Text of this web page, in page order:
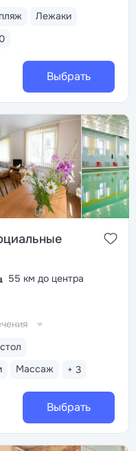
Лежаки
Выбрать
55 км до центра
Массаж + 3
Выбрать